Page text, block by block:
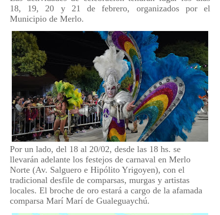
18, 19, 20 y 21 de febrero, organizados por el
Municipio de Merlo.
Por un lado, del 18 al 20/02, desde las 18 hs. se
llevarán adelante los festejos de carnaval en Merlo
Norte (Av. Salguero e Hipólito Yrigoyen), con el
tradicional desfile de comparsas, murgas y artistas
locales. El broche de oro estará a cargo de la afamada
comparsa Marí Marí de Gualeguaychú.